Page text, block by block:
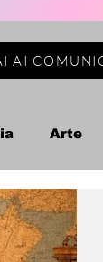
AI
Arte
Cronaca